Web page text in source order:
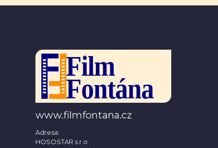
www.filmfontana.cz
Adresa:
HOSOSTAR s.r.o